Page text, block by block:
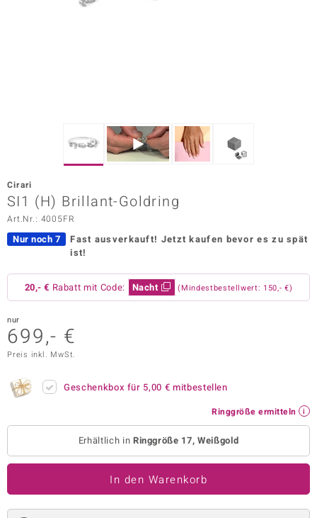
Vogue
Paraíso
Collection
BY DE MELO
Cirari
SI1 (H) Brillant-Goldring
Art.Nr.: 4005FR
Nur noch 7 Fast ausverkauft! Jetzt kaufen bevor es zu spät
ist!
20,- € Rabatt mit Code: Nacht (Mindestbestellwert: 150,- €)
nur
699,- €
Preis inkl. MwSt.
Geschenkbox für 5,00 € mitbestellen
Ringgröße ermitteln
Erhältlich in Ringgröße 17, Weißgold
In den Warenkorb